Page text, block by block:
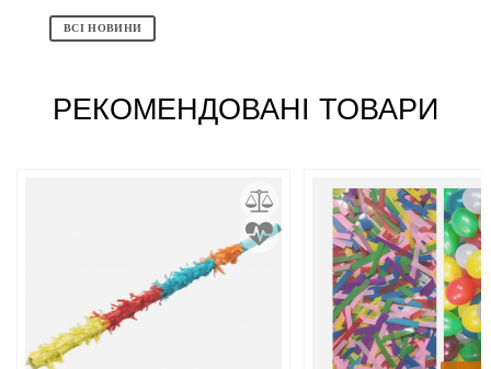
ВСІ НОВИНИ
РЕКОМЕНДОВАНІ ТОВАРИ